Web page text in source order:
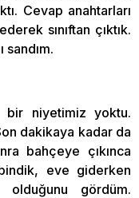
Cevap anahtarları
sınıftan çıktık.
sandım.
bir niyetimiz yoktu.
dakikaya kadar da
bahçeye çıkınca
eve giderken
olduğunu gördüm.